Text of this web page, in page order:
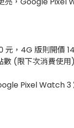
，4G 版則開價
(限下次消費使用
Pixel Watch